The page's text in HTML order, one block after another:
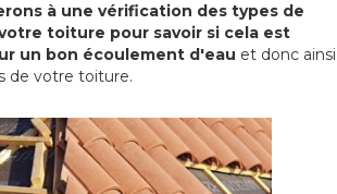
à une vérification des types de
toiture pour savoir si cela est
un bon écoulement d'eau et donc ainsi
de votre toiture.